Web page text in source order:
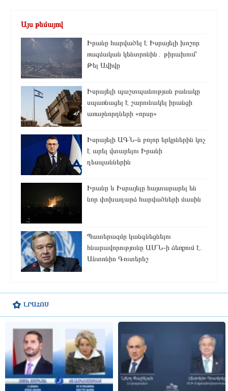
ԼՐԱՀՈՍ
Այս թեմայով
Իրանը հարվածել է Իսրայելի խոշոր
ռազմական կենտրոնին․ թիրախում՝
Թել Ավիվը
Իսրայելի պաշտպանության բանակը
սպառնացել է շարունակել իրանցի
առաջնորդների «որսը»
Իսրայելի ԱԳՆ-ն բոլոր երկրներին կոչ
է արել վտարելու Իրանի
դեսպաններին
Իրանը և Իսրայելը հայտարարել են
նոր փոխադարձ հարվածների մասին
Պատերազմը կանգնեցնելու
հնարավորությունը ԱՄՆ-ի ձեռքում է.
Անտոնիո Գուտերեշ